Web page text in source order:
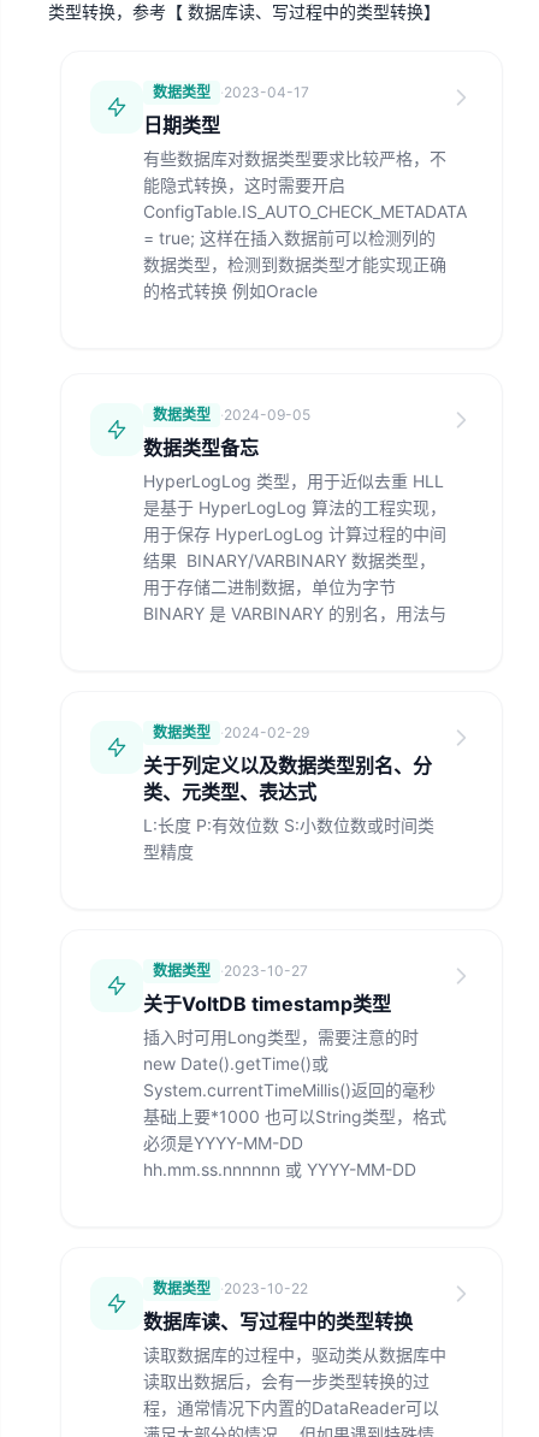
类型转换，参考【 数据库读、写过程中的类型转换】
数据类型 ·2023-04-17
日期类型
有些数据库对数据类型要求比较严格，不
能隐式转换，这时需要开启
ConfigTable.IS_AUTO_CHECK_METADATA
= true; 这样在插入数据前可以检测列的
数据类型，检测到数据类型才能实现正确
的格式转换 例如Oracle
数据类型 ·2024-09-05
数据类型备忘
HyperLogLog 类型，用于近似去重 HLL
是基于 HyperLogLog 算法的工程实现，
用于保存 HyperLogLog 计算过程的中间
结果 BINARY/VARBINARY 数据类型，
用于存储二进制数据，单位为字节
BINARY 是 VARBINARY 的别名，用法与
数据类型 ·2024-02-29
关于列定义以及数据类型别名、分
类、元类型、表达式
L:长度 P:有效位数 S:小数位数或时间类
型精度
数据类型 ·2023-10-27
关于VoltDB timestamp类型
插入时可用Long类型，需要注意的时
new Date().getTime()或
System.currentTimeMillis()返回的毫秒
基础上要*1000 也可以String类型，格式
必须是YYYY-MM-DD
hh.mm.ss.nnnnnn 或 YYYY-MM-DD
数据类型 ·2023-10-22
数据库读、写过程中的类型转换
读取数据库的过程中，驱动类从数据库中
读取出数据后，会有一步类型转换的过
程，通常情况下内置的DataReader可以